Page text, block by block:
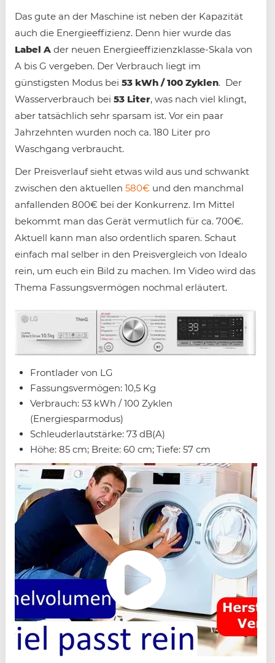
Das gute an der Maschine ist neben der Kapazität
auch die Energieeffizienz. Denn hier wurde das
Label A der neuen Energieeffizienzklasse-Skala von
A bis G vergeben. Der Verbrauch liegt im
günstigsten Modus bei 53 kWh / 100 Zyklen. Der
Wasserverbrauch bei 53 Liter, was nach viel klingt,
aber tatsächlich sehr sparsam ist. Vor ein paar
Jahrzehnten wurden noch ca. 180 Liter pro
Waschgang verbraucht.
Der Preisverlauf sieht etwas wild aus und schwankt
zwischen den aktuellen 580€ und den manchmal
anfallenden 800€ bei der Konkurrenz. Im Mittel
bekommt man das Gerät vermutlich für ca. 700€.
Aktuell kann man also ordentlich sparen. Schaut
einfach mal selber in den Preisvergleich von Idealo
rein, um euch ein Bild zu machen. Im Video wird das
Thema Fassungsvermögen nochmal erläutert.
Frontlader von LG
Fassungsvermögen: 10,5 Kg
Verbrauch: 53 kWh / 100 Zyklen
(Energiesparmodus)
Schleuderlautstärke: 73 dB(A)
Höhe: 85 cm; Breite: 60 cm; Tiefe: 57 cm